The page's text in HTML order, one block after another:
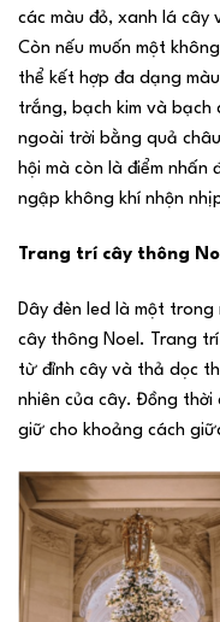
các màu đỏ, xanh lá cây
Còn nếu muốn một
thể kết hợp đa dạng
trắng, bạch kim và
ngoài trời bằng quả
hội mà còn là điểm nhấn
ngập không khí nhộn
Trang trí cây thông
Dây đèn led là một
cây thông Noel. Trang
từ đỉnh cây và thả dọc
nhiên của cây. Đồng
giữ cho khoảng cách